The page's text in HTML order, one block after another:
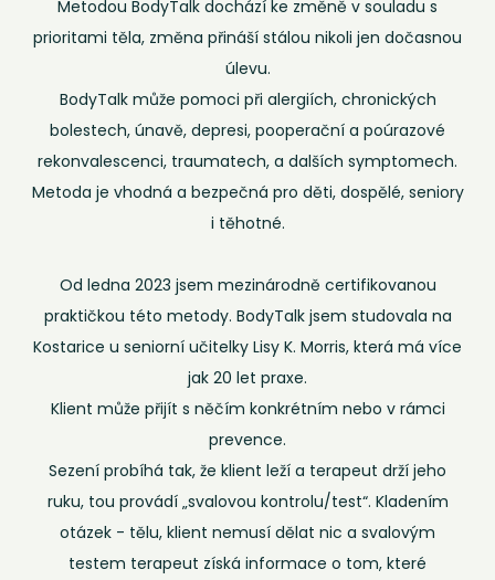
Metodou BodyTalk dochází ke změně v souladu s
prioritami těla, změna přináší stálou nikoli jen dočasnou
úlevu.
BodyTalk může pomoci při alergiích, chronických
bolestech, únavě, depresi, pooperační a poúrazové
rekonvalescenci, traumatech, a dalších symptomech.
Metoda je vhodná a bezpečná pro děti, dospělé, seniory
i těhotné.
Od ledna 2023 jsem mezinárodně certifikovanou
praktičkou této metody. BodyTalk jsem studovala na
Kostarice u seniorní učitelky Lisy K. Morris, která má více
jak 20 let praxe.
Klient může přijít s něčím konkrétním nebo v rámci
prevence.
Sezení probíhá tak, že klient leží a terapeut drží jeho
ruku, tou provádí „svalovou kontrolu/test“. Kladením
otázek - tělu, klient nemusí dělat nic a svalovým
testem terapeut získá informace o tom, které